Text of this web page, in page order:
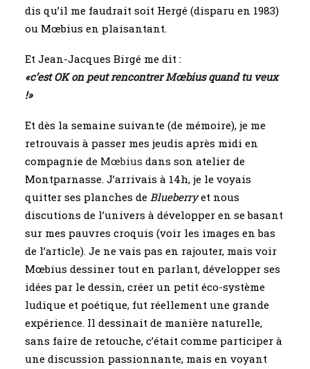
dis qu’il me faudrait soit Hergé (disparu en 1983)
ou Mœbius en plaisantant.
Et Jean-Jacques Birgé me dit :
«c’est OK on peut rencontrerMœbiusquand tu veux
!»
Et dès la semaine suivante (de mémoire), je me
retrouvais à passer mes jeudis après midi en
compagnie de Mœbius dans son atelier de
Montparnasse. J’arrivais à 14h, je le voyais
quitter ses planches de Blueberryet nous
discutions de l’univers à développer en se basant
sur mes pauvres croquis (voir les images en bas
de l’article). Je ne vais pas en rajouter, mais voir
Mœbius dessiner tout en parlant, développer ses
idées par le dessin, créer un petit éco-système
ludique et poétique, fut réellement une grande
expérience. Il dessinait de manière naturelle,
sans faire de retouche, c’était comme participer à
une discussion passionnante, mais en voyant